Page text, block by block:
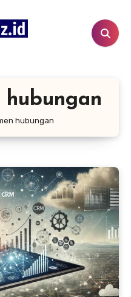
hubungan
hubungan